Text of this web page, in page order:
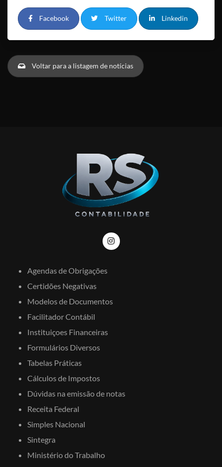
Facebook Twitter Linkedin
Voltar para a listagem de notícias
Agendas de Obrigações
Certidões Negativas
Modelos de Documentos
Facilitador Contábil
Instituiçoes Financeiras
Formulários Diversos
Tabelas Práticas
Cálculos de Impostos
Dúvidas na emissão de notas
Receita Federal
Simples Nacional
Sintegra
Ministério do Trabalho